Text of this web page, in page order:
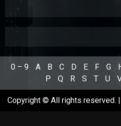
0 – 9 A B C D E F G
P
Q R S T U
Copyright © All rights reserved. |